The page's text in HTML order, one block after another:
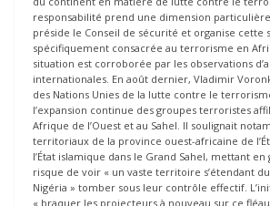
responsabilité prend une dimension particulière
préside le Conseil de sécurité et organise cette
spécifiquement consacrée au terrorisme en
situation est corroborée par les observations
internationales. En août dernier, Vladimir
des Nations Unies de la lutte contre le
l’expansion continue des groupes terroristes
Afrique de l’Ouest et au Sahel. Il soulignait
territoriaux de la province ouest-africaine de
l’État islamique dans le Grand Sahel, mettant
risque de voir « un vaste territoire s’étendant
Nigéria » tomber sous leur contrôle effectif.
« braquer les projecteurs à nouveau sur ce